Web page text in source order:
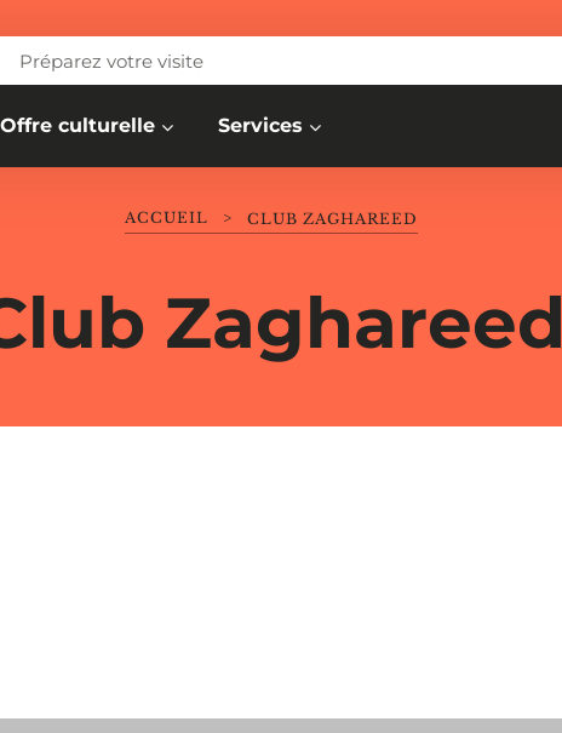
Préparez votre visite
Offre culturelle Services
Zaghareed
ACCUEIL > CLUB ZAGHAREED